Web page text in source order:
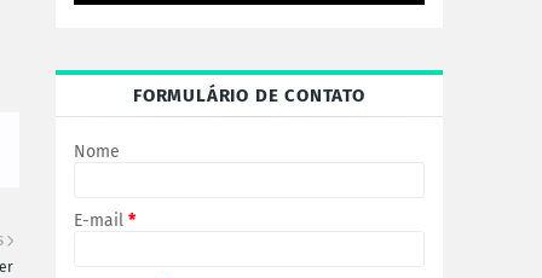
FORMULÁRIO DE CONTATO
Nome
E-mail *